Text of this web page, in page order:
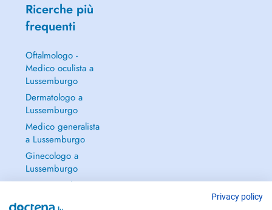
Ricerche più
frequenti
Oftalmologo -
Medico oculista a
Lussemburgo
Dermatologo a
Lussemburgo
Medico generalista
a Lussemburgo
Ginecologo a
Lussemburgo
Continua a leggere
Privacy policy